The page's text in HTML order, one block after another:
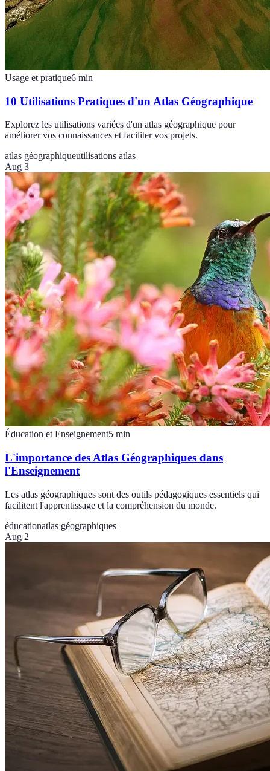
Usage et pratique6 min
10 Utilisations Pratiques d'un Atlas Géographique
Explorez les utilisations variées d'un atlas géographique pour
améliorer vos connaissances et faciliter vos projets.
atlas géographiqueutilisations atlas
Aug 3
Éducation et Enseignement5 min
L'importance des Atlas Géographiques dans
l'Enseignement
Les atlas géographiques sont des outils pédagogiques essentiels qui
facilitent l'apprentissage et la compréhension du monde.
éducationatlas géographiques
Aug 2